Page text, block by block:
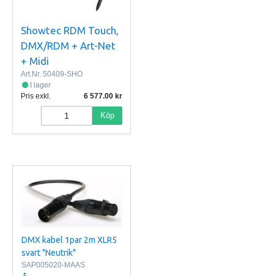
Showtec RDM Touch,
DMX/RDM + Art-Net
+ Midi
Art.Nr. 50409-SHO
I lager
Pris exkl.
6 577.00
Köp
DMX kabel 1par 2m XLR5
svart "Neutrik"
SAP005020-MAAS